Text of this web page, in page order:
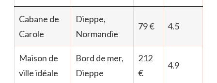
Cabane de
Carole
Dieppe,
Normandie
79 € 4.5
Maison de
ville idéale
Bord de mer,
Dieppe
212
€
4.9